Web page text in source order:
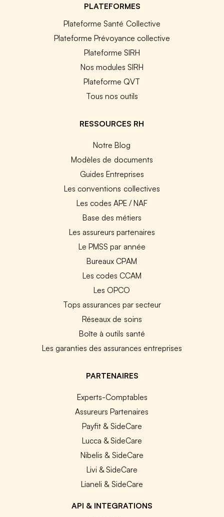
PLATEFORMES
Plateforme Santé Collective
Plateforme Prévoyance collective
Plateforme SIRH
Nos modules SIRH
Plateforme QVT
Tous nos outils
RESSOURCES RH
Notre Blog
Modèles de documents
Guides Entreprises
Les conventions collectives
Les codes APE / NAF
Base des métiers
Les assureurs partenaires
Le PMSS par année
Bureaux CPAM
Les codes CCAM
Les OPCO
Tops assurances par secteur
Réseaux de soins
Boîte à outils santé
Les garanties des assurances entreprises
PARTENAIRES
Experts-Comptables
Assureurs Partenaires
Payfit & SideCare
Lucca & SideCare
Nibelis & SideCare
Livi & SideCare
Lianeli & SideCare
API & INTEGRATIONS